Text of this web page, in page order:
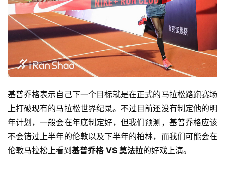
基普乔格表示自己下一个目标就是在正式的马拉松路跑赛场
上打破现有的马拉松世界纪录。 不过目前还没有制定他的明
年计划，一般会在年底制定好，但我们预测，基普乔格应该
不会错过上半年的伦敦以及下半年的柏林，而我们可能会在
伦敦马拉松上看到 基普乔格 VS 莫法拉的好戏上演。